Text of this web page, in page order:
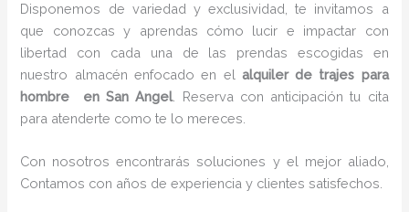
Disponemos de variedad y exclusividad, te invitamos a
que conozcas y aprendas cómo lucir e impactar con
libertad con cada una de las prendas escogidas en
nuestro almacén enfocado en el alquiler de trajes para
hombre en San Angel. Reserva con anticipación tu cita
para atenderte como te lo mereces.
Con nosotros encontrarás soluciones y el mejor aliado,
Contamos con años de experiencia y clientes satisfechos.